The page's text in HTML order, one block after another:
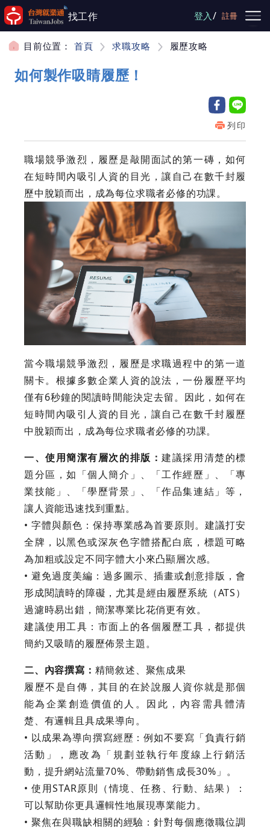
跳到主要內容
找工作 登入/ 註冊
目前位置： 首頁 求職攻略 履歷攻略
如何製作吸睛履歷！
列印
職場競爭激烈，履歷是敲開面試的第一磚，如何
在短時間內吸引人資的目光，讓自己在數千封履
歷中脫穎而出，成為每位求職者必修的功課。
當今職場競爭激烈，履歷是求職過程中的第一道
關卡。根據多數企業人資的說法，一份履歷平均
僅有6秒鐘的閱讀時間能決定去留。因此，如何在
短時間內吸引人資的目光，讓自己在數千封履歷
中脫穎而出，成為每位求職者必修的功課。
一、使用簡潔有層次的排版：建議採用清楚的標
題分區，如「個人簡介」、「工作經歷」、「專
業技能」、「學歷背景」、「作品集連結」等，
讓人資能迅速找到重點。
• 字體與顏色：保持專業感為首要原則。建議打安
全牌，以黑色或深灰色字體搭配白底，標題可略
為加粗或設定不同字體大小來凸顯層次感。
• 避免過度美編：過多圖示、插畫或創意排版，會
形成閱讀時的障礙，尤其是經由履歷系統（ATS）
過濾時易出錯，簡潔專業比花俏更有效。
建議使用工具：市面上的各個履歷工具，都提供
簡約又吸睛的履歷佈景主題。
二、內容撰寫： 精簡敘述、聚焦成果
履歷不是自傳，其目的在於說服人資你就是那個
能為企業創造價值的人。因此，內容需具體清
楚、有邏輯且具成果導向。
• 以成果為導向撰寫經歷：例如不要寫「負責行銷
活動」，應改為「規劃並執行年度線上行銷活
動，提升網站流量70%、帶動銷售成長30%」。
• 使用STAR原則（情境、任務、行動、結果）：
可以幫助你更具邏輯性地展現專業能力。
• 聚焦在與職缺相關的經驗：針對每個應徵職位調